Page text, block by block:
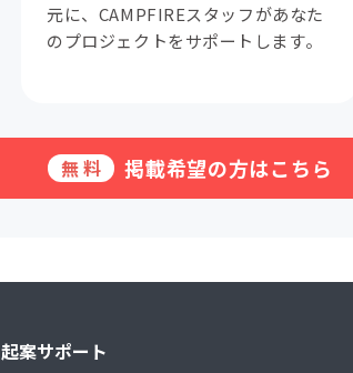
元に、CAMPFIREスタッフがあなた
のプロジェクトをサポートします。
無料 掲載希望の方はこちら
起案サポート